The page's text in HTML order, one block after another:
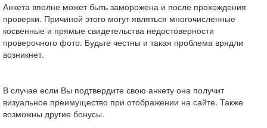
Анкета вполне может быть заморожена и после прохождения
проверки. Причиной этого могут являться многочисленные
косвенные и прямые свидетельства недостоверности
проверочного фото. Будьте честны и такая проблема врядли
возникнет.
В случае если Вы подтвердите свою анкету она получит
визуальное преимущество при отображении на сайте. Также
возможны другие бонусы.